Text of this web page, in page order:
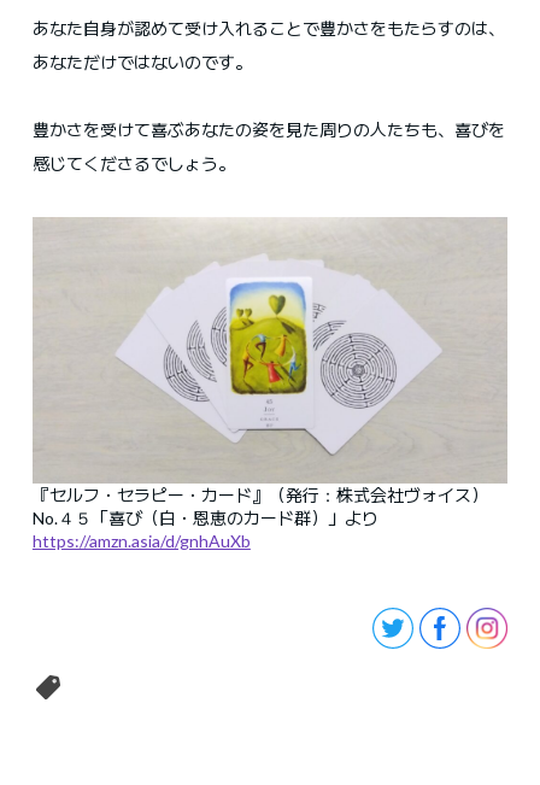
あなた自身が認めて受け入れることで豊かさをもたらすのは、
あなただけではないのです。
豊かさを受けて喜ぶあなたの姿を見た周りの人たちも、喜びを
感じてくださるでしょう。
『セルフ・セラピー・カード』（発行：株式会社ヴォイス）
No.４５「喜び（白・恩恵のカード群）」より
https://amzn.asia/d/gnhAuXb